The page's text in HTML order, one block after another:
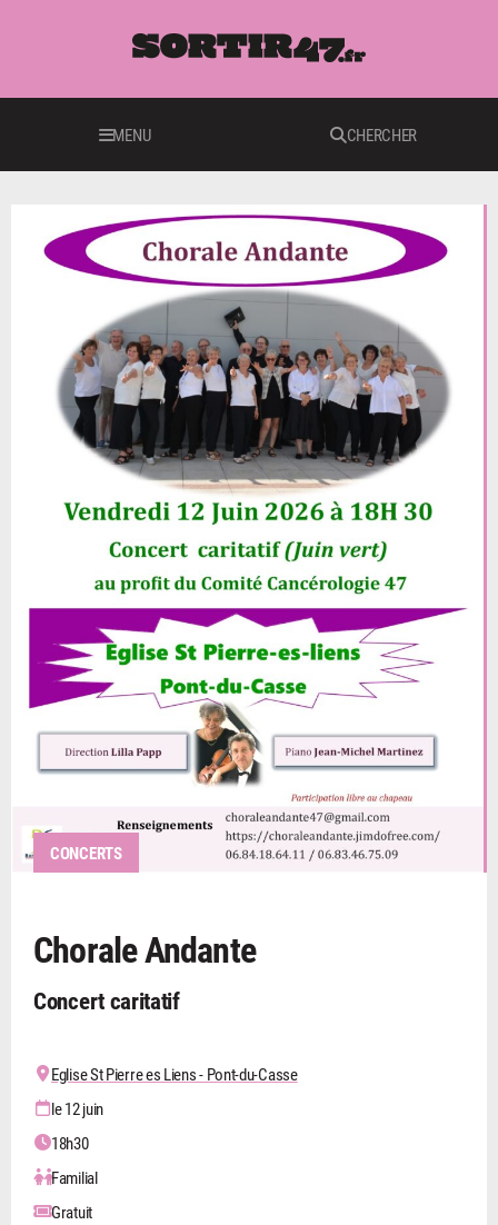
MENU CHERCHER
CONCERTS
Chorale Andante
Concert caritatif
Eglise St Pierre es Liens - Pont-du-Casse
le 12 juin
18h30
Familial
Gratuit